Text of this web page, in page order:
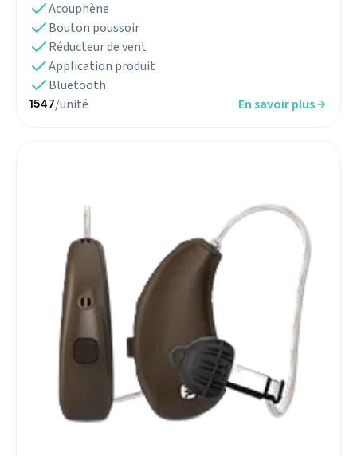
Acouphène
Bouton poussoir
Réducteur de vent
Application produit
Bluetooth
1547/unité En savoir plus